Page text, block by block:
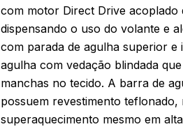
com motor Direct Drive acoplado
dispensando o uso do volante e
com parada de agulha superior e
agulha com vedação blindada
manchas no tecido. A barra de
possuem revestimento teflonado,
superaquecimento mesmo em